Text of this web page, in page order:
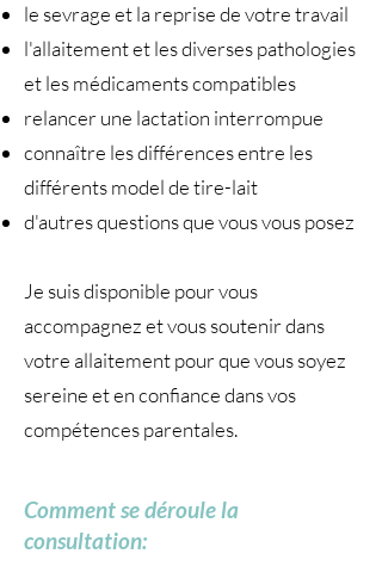
le sevrage et la reprise de votre travail
l'allaitement et les diverses pathologies
et les médicaments compatibles
relancer une lactation interrompue
connaître les différences entre les
différents model de tire-lait
d'autres questions que vous vous posez
Je suis disponible pour vous
accompagnez et vous soutenir dans
votre allaitement pour que vous soyez
sereine et en confiance dans vos
compétences parentales.
Comment se déroule la
consultation: